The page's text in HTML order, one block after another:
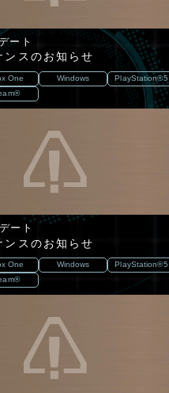
ート
ンスのお知らせ
One Windows
PlayStation®5
ート
ンスのお知らせ
One Windows
PlayStation®5